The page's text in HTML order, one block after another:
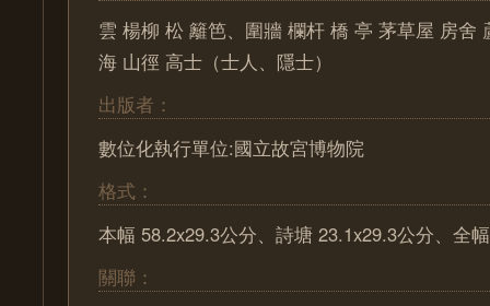
雲 楊柳 松 籬笆、圍牆 欄杆 橋 亭 茅草屋 房舍
海 山徑 高士（士人、隱士）
出版者：
數位化執行單位:國立故宮博物院
格式：
本幅 58.2x29.3公分、詩塘 23.1x29.3公分、全
關聯：